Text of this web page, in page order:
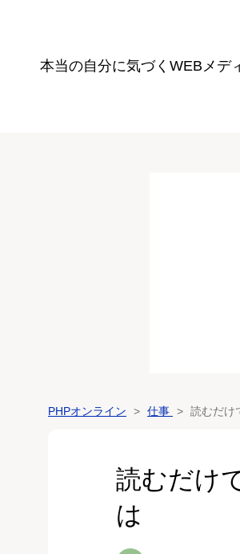
本当の自分に気づく WEBメデ
PHPオンライン 仕事 読むだけ
読むだけ
は